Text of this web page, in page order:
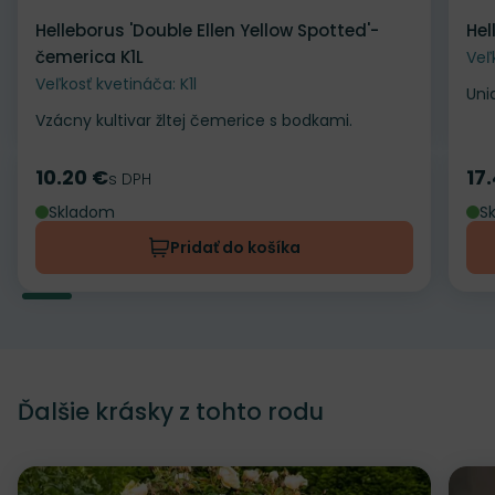
Helleborus 'Double Ellen Yellow Spotted'-
čemerica K1L
Veľkosť kvetináča: K1l
Vzácny kultivar žltej čemerice s bodkami.
Cena
10.20 €s DPH
Skladom
Pridať do košíka
Ďalšie krásky z tohto rodu